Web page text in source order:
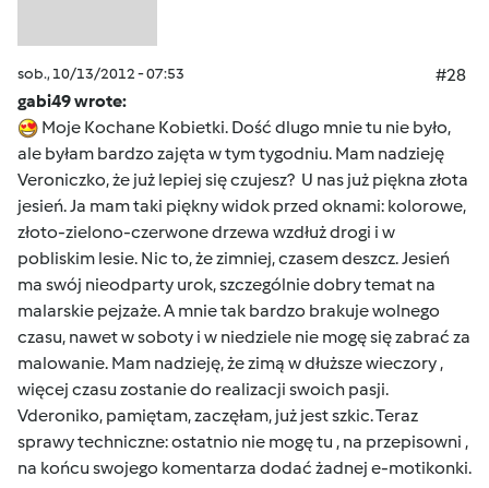
sob., 10/13/2012 - 07:53
#28
gabi49 wrote:
Moje Kochane Kobietki. Dość dlugo mnie tu nie było,
ale byłam bardzo zajęta w tym tygodniu. Mam nadzieję
Veroniczko, że już lepiej się czujesz? U nas już piękna złota
jesień. Ja mam taki piękny widok przed oknami: kolorowe,
złoto-zielono-czerwone drzewa wzdłuż drogi i w
pobliskim lesie. Nic to, że zimniej, czasem deszcz. Jesień
ma swój nieodparty urok, szczególnie dobry temat na
malarskie pejzaże. A mnie tak bardzo brakuje wolnego
czasu, nawet w soboty i w niedziele nie mogę się zabrać za
malowanie. Mam nadzieję, że zimą w dłuższe wieczory ,
więcej czasu zostanie do realizacji swoich pasji.
Vderoniko, pamiętam, zaczęłam, już jest szkic. Teraz
sprawy techniczne: ostatnio nie mogę tu , na przepisowni ,
na końcu swojego komentarza dodać żadnej e-motikonki.